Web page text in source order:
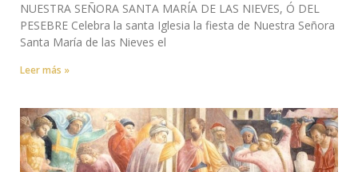
NUESTRA SEÑORA SANTA MARÍA DE LAS NIEVES, Ó DEL
PESEBRE Celebra la santa Iglesia la fiesta de Nuestra Señora
Santa María de las Nieves el
Leer más »